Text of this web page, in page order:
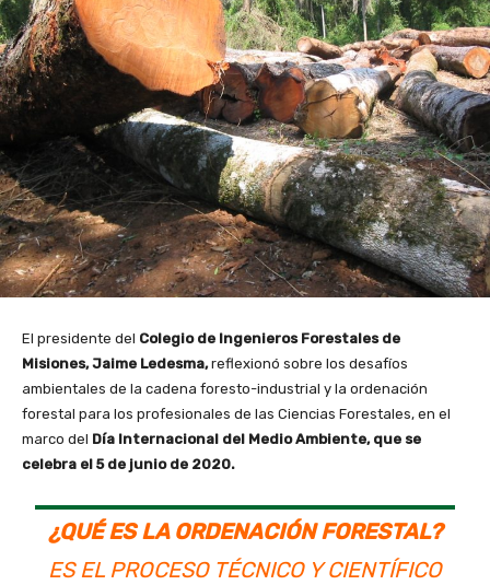
El presidente del Colegio de Ingenieros Forestales de
Misiones, Jaime Ledesma,reflexionó sobre los desafíos
ambientales de la cadena foresto-industrial y la ordenación
forestal para los profesionales de las Ciencias Forestales, en el
marco del Día Internacional del Medio Ambiente, que se
celebra el 5 de junio de 2020.
¿QUÉ ES LA ORDENACIÓN FORESTAL?
ES EL PROCESO TÉCNICO Y CIENTÍFICO